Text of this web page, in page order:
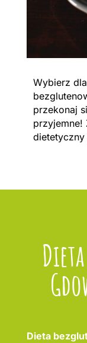
Wybierz
przekonaj
przyjemne!
Dieta